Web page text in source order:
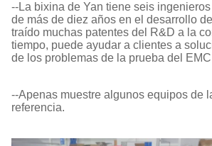
--La bixina de Yan tiene seis
de más de diez años en el desarrollo
traído muchas patentes del R&D a la
tiempo, puede ayudar a clientes a
de los problemas de la prueba del
--Apenas muestre algunos equipos de
referencia.